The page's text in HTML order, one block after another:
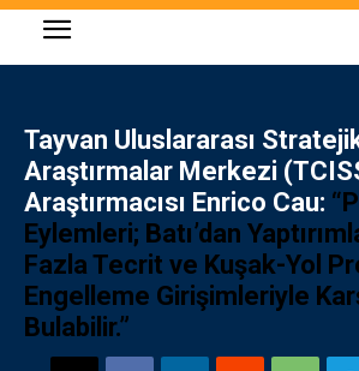
Tayvan Uluslararası
Araştırmalar Merkezi
Araştırmacısı Enrico Cau:
Eylemleri; Batı’dan
Fazla Tecrit ve Kuşak-Yol
Engelleme Girişimleriyle
Bulabilir.”